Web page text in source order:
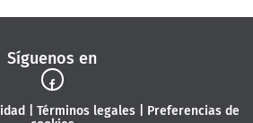
Síguenos en
Términos legales| Preferencias de